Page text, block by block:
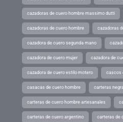
cazadoras de cuero hombre massimo dutti
cazadoras de cuero hombre cazadoras
cazadora de cuero segunda mano
cazadora de cuero mujer cazadora de
cazadora de cuero estilo motero cascos
casacas de cuero hombre carteras
carteras de cuero hombre artesanales
carteras de cuero argentino carteras de